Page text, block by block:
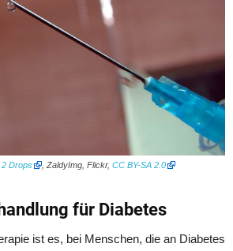
2 Drops , ZaldyImg, Flickr, CC BY-SA 2.0
für Diabetes
ist es, bei Menschen, die an Diabetes